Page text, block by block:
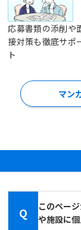
応募書類の添削や
接対策も徹底サポ
ト
マン
Q
このペー
や施設に